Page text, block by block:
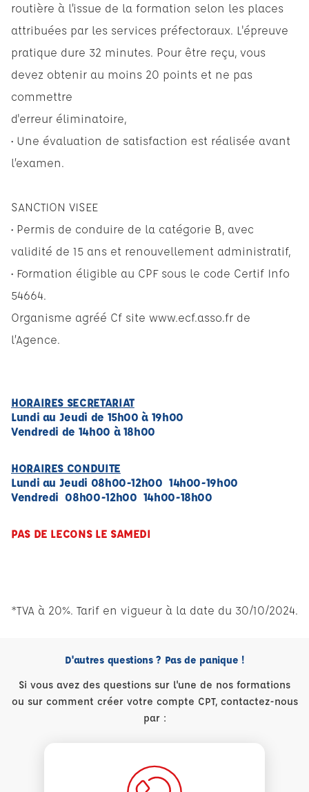
routière à l’issue de la formation selon les places
attribuées par les services préfectoraux. L'épreuve
pratique dure 32 minutes. Pour être reçu, vous
devez obtenir au moins 20 points et ne pas
commettre
d'erreur éliminatoire,
• Une évaluation de satisfaction est réalisée avant
l’examen.
SANCTION VISEE
• Permis de conduire de la catégorie B, avec
validité de 15 ans et renouvellement administratif,
• Formation éligible au CPF sous le code Certif Info
54664.
Organisme agréé Cf site www.ecf.asso.fr de
l’Agence.
HORAIRES SECRETARIAT
Lundi au Jeudi de 15h00 à 19h00
Vendredi de 14h00 à 18h00
HORAIRES CONDUITE
Lundi au Jeudi 08h00-12h00 14h00-19h00
Vendredi 08h00-12h00 14h00-18h00
PAS DE LECONS LE SAMEDI
*TVA à 20%. Tarif en vigueur à la date du 30/10/2024.
D'autres questions ? Pas de panique !
Si vous avez des questions sur l'une de nos formations
ou sur comment créer votre compte CPT, contactez-nous
par :